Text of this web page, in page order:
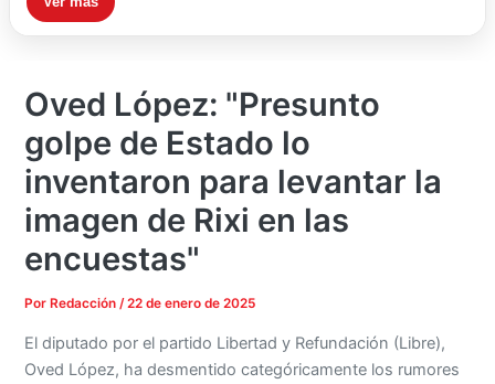
Oved López: "Presunto
golpe de Estado lo
inventaron para levantar la
imagen de Rixi en las
encuestas"
Por Redacción/22 de enero de 2025
El diputado por el partido Libertad y Refundación (Libre),
Oved López, ha desmentido categóricamente los rumores